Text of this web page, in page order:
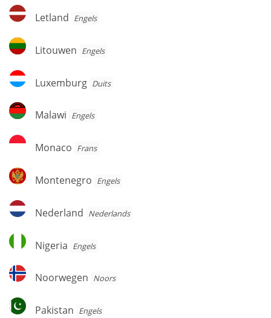
Letland
Letland Engels
Litouwen
Litouwen Engels
Luxemburg
Luxemburg Duits
Malawi
Malawi Engels
Monaco
Monaco Frans
Montenegro
Montenegro Engels
Nederland
Nederland Nederlands
Nigeria
Nigeria Engels
Noorwegen
Noorwegen Noors
Pakistan
Pakistan Engels